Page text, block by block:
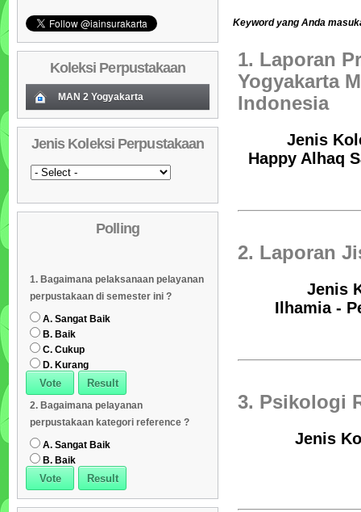
Koleksi Perpustakaan
MAN 2 Yogyakarta
02 Daftar Koleksi Baru (Tgl.Input)
03 Daftar Koleksi (Pengarang)
04 Daftar Koleksi (Judul)
Daftar Koleksi (Subyek)
Dipinjam
07 Daftar Koleksi (Klasifikasi/ddc)
Jenis Koleksi Perpustakaan
Polling
1. Bagaimana pelaksanaan pelayanan
perpustakaan di semester ini ?
A. Sangat Baik
B. Baik
C. Cukup
D. Kurang
2. Bagaimana pelayanan
perpustakaan kategori reference ?
A. Sangat Baik
B. Baik
Keyword yang Anda
1. Laporan
Yogyakarta
Indonesia
Jenis
Happy Alhaq
2. Laporan
Jenis
Ilhamia -
3. Psikologi
Jenis